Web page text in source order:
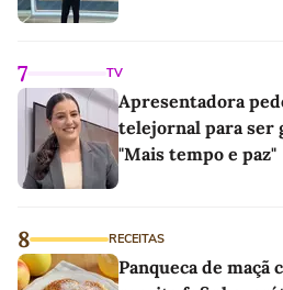
7 TV
Apresentadora
telejornal para ser
"Mais tempo e paz"
8 RECEITAS
Panqueca de maçã